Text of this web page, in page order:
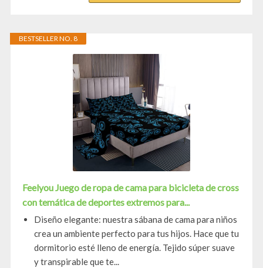
BESTSELLER NO. 8
Feelyou Juego de ropa de cama para bicicleta de cross
con temática de deportes extremos para...
Diseño elegante: nuestra sábana de cama para niños
crea un ambiente perfecto para tus hijos. Hace que tu
dormitorio esté lleno de energía. Tejido súper suave
y transpirable que te...